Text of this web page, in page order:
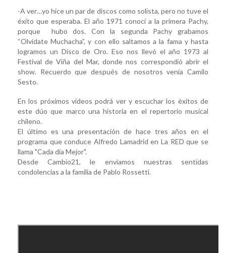
-A ver…yo hice un par de discos como solista, pero no tuve el
éxito que esperaba. El año 1971 conocí a la primera Pachy,
porque hubo dos. Con la segunda Pachy grabamos
“Olvídate Muchacha”, y con ello saltamos a la fama y hasta
logramos un Disco de Oro. Eso nos llevó el año 1973 al
Festival de Viña del Mar, donde nos correspondió abrir el
show. Recuerdo que después de nosotros venía Camilo
Sesto.
En los próximos videos podrá ver y escuchar los éxitos de
este dúo que marco una historia en el repertorio musical
chileno.
El último es una presentación de hace tres años en el
programa que conduce Alfredo Lamadrid en La RED que se
llama "Cada día Mejor".
Desde Cambio21, le enviamos nuestras sentidas
condolencias a la familia de Pablo Rossetti.